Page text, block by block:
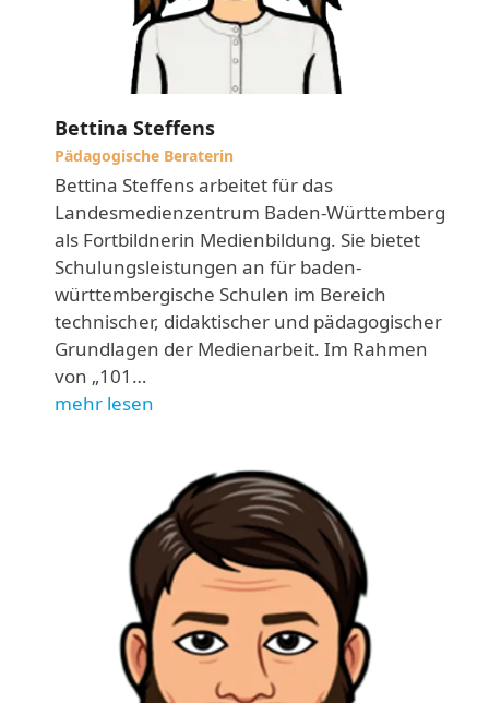
Bettina Steffens
Pädagogische Beraterin
Bettina Steffens arbeitet für das
Landesmedienzentrum Baden-Württemberg
als Fortbildnerin Medienbildung. Sie bietet
Schulungsleistungen an für baden-
württembergische Schulen im Bereich
technischer, didaktischer und pädagogischer
Grundlagen der Medienarbeit. Im Rahmen
von „101…
mehr lesen